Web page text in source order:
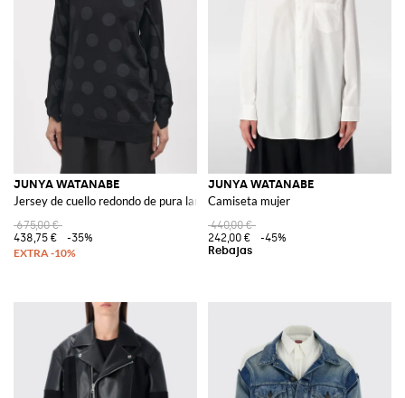
JUNYA WATANABE
Jersey de cuello redondo de pura lana con lunares con bajo asimétrico
675,00 €
438,75 €
-35%
JUNYA WATANABE
Camiseta mujer
440,00 €
242,00 €
-45%